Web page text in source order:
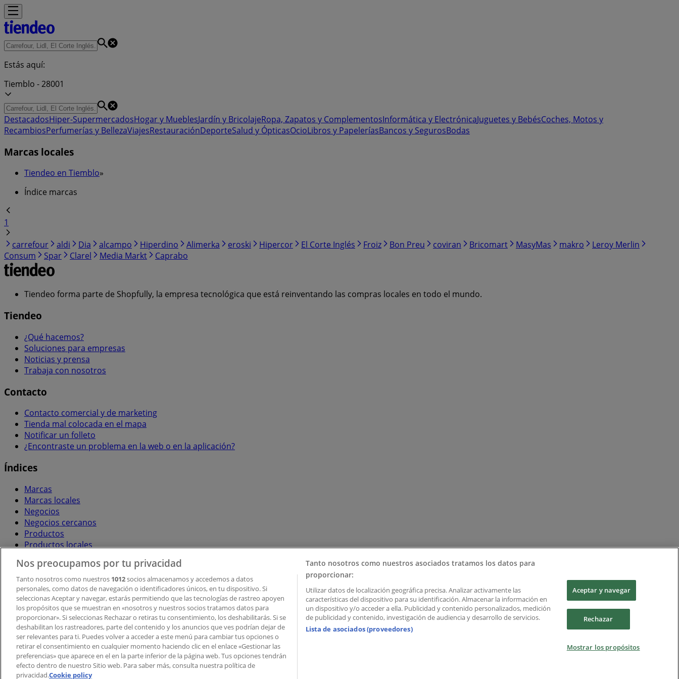
Estás aquí:
Tiemblo - 28001
DestacadosHiper-SupermercadosHogar y MueblesJardín y BricolajeRopa, Zapatos y ComplementosInformática y ElectrónicaJuguetes y BebésCoches, Motos y
RecambiosPerfumerías y BellezaViajesRestauraciónDeporteSalud y ÓpticasOcioLibros y PapeleríasBancos y SegurosBodas
Marcas locales
Tiendeo en Tiemblo»
Índice marcas
1
carrefour
aldi Dia alcampo Hiperdino Alimerka eroski Hipercor El Corte Inglés Froiz Bon Preu coviran Bricomart MasyMas makro
Leroy Merlin
Consum
Spar Clarel Media Markt Caprabo
Tiendeo forma parte de Shopfully, la empresa tecnológica que está reinventando las compras locales en todo el mundo.
Tiendeo
¿Qué hacemos?
Soluciones para empresas
Noticias y prensa
Trabaja con nosotros
Contacto
Contacto comercial y de marketing
Tienda mal colocada en el mapa
Notificar un folleto
¿Encontraste un problema en la web o en la aplicación?
Índices
Marcas
Marcas locales
Negocios
Negocios cercanos
Productos
Productos locales
Descargar la APP Tiendeo
Copyright © Tiendeo ® 2026 · Shopfully Marketing S.L.U. – Palau de Mar – 08039 Barcelona, Spain
Términos y condicionesPolítica de privacidad
Nos preocupamos por tu privacidad
Tanto nosotros como nuestros 1012socios almacenamos y accedemos a datos
personales, como datos de navegación o identificadores únicos, en tu dispositivo. Si
seleccionas Aceptar y navegar, estarás permitiendo que las tecnologías de rastreo apoyen
los propósitos que se muestran en «nosotros y nuestros socios tratamos datos para
proporcionar». Si seleccionas Rechazar o retiras tu consentimiento, los deshabilitarás. Si se
deshabilitan los rastreadores, parte del contenido y los anuncios que ves podrían dejar de
ser relevantes para ti. Puedes volver a acceder a este menú para cambiar tus opciones o
retirar el consentimiento en cualquier momento haciendo clic en el enlace «Gestionar las
preferencias» que aparece en el en la parte inferior de la página web. Tus opciones tendrán
efecto dentro de nuestro Sitio web. Para saber más, consulta nuestra política de
privacidad.Cookie policy
Tanto nosotros como nuestros asociados tratamos los datos para
proporcionar:
Utilizar datos de localización geográfica precisa. Analizar activamente las
características del dispositivo para su identificación. Almacenar la información en
un dispositivo y/o acceder a ella. Publicidad y contenido personalizados, medición
de publicidad y contenido, investigación de audiencia y desarrollo de servicios.
Lista de asociados (proveedores)
Aceptar y navegar
Rechazar
Mostrar los propósitos